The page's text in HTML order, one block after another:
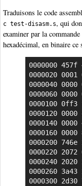
Traduisons le code
c test-disasm.s, qui
examiner par la commande
hexadécimal, en binaire ce
0000000 457f
0000020
0000040
0000060
0000100 0ff3
0000120
0000140
0000160
0000200
0000220
0000240
0000260
0000300